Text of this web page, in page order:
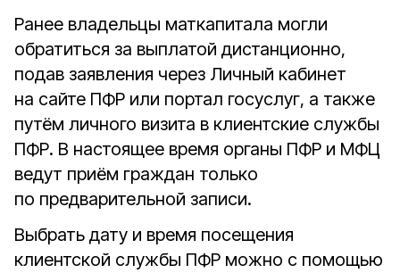
Ранее владельцы маткапитала могли
обратиться за выплатой дистанционно,
подав заявления через Личный кабинет
на сайте ПФР или портал госуслуг, а также
путём личного визита в клиентские службы
ПФР. В настоящее время органы ПФР и МФЦ
ведут приём граждан только
по предварительной записи.
Выбрать дату и время посещения
клиентской службы ПФР можно с помощью